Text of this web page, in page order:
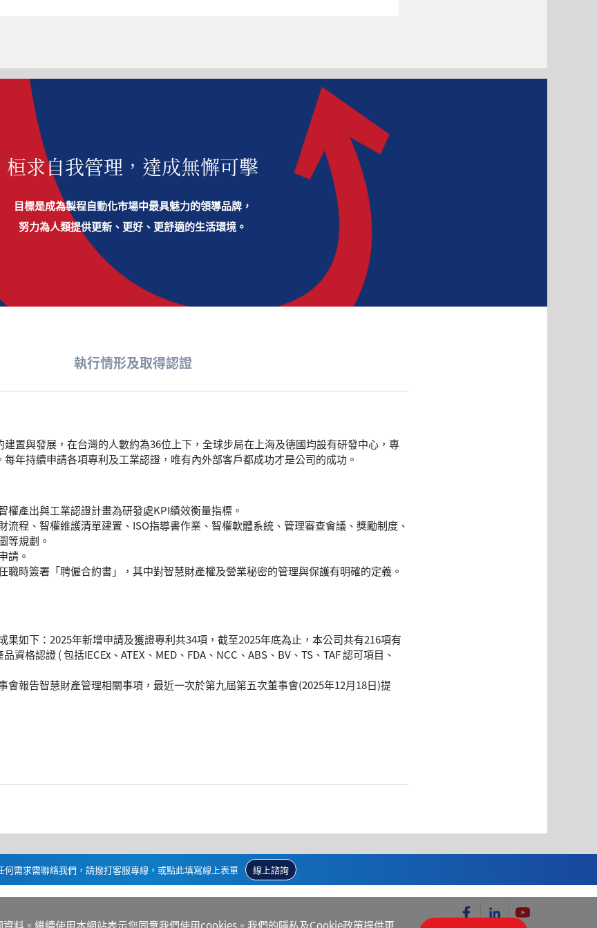
桓求自我管理，達成無懈可擊
目標是成為製程自動化市場中最具魅力的領導品牌，
努力為人類提供更新、更好、更舒適的生活環境。
執行情形及取得認證
置與發展，在台灣的人數約為36位上下，全球步局在上海及德國均設有研發中心，專
年持續申請各項專利及工業認證，唯有內外部客戶都成功才是公司的成功。
權產出與工業認證計畫為研發處KPI績效衡量指標。
流程、智權維護清單建置、ISO指導書作業、智權軟體系統、管理審查會議、獎勵制度、
等規劃。
請。
職時簽署「聘僱合約書」，其中對智慧財產權及營業秘密的管理與保護有明確的定義。
果如下：2025年新增申請及獲證專利共34項，截至2025年底為止，本公司共有216項有
資格認證 ( 包括IECEx、ATEX、MED、FDA、NCC、ABS、BV、TS、TAF 認可項目、
會報告智慧財產管理相關事項，最近一次於第九屆第五次董事會(2025年12月18日)提
何需求需聯絡我們，請撥打客服專線，或點此填寫線上表單 線上諮詢
料。繼續使用本網站表示您同意我們使用cookies。我們的隱私及Cookie政策提供更